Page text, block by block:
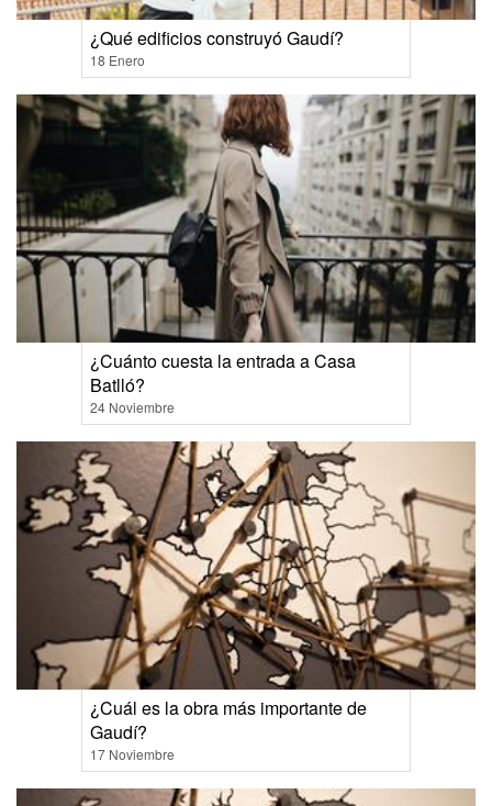
¿Qué edificios construyó Gaudí?
18 Enero
¿Cuánto cuesta la entrada a Casa
Batlló?
24 Noviembre
¿Cuál es la obra más importante de
Gaudí?
17 Noviembre